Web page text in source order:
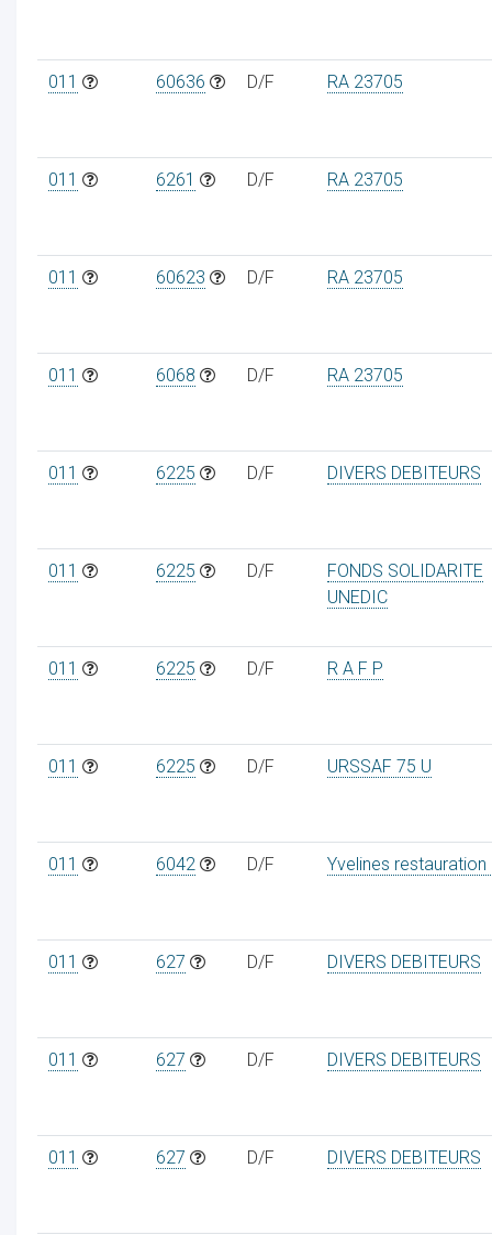
011 60636 D/F RA 23705
011 6261 D/F RA 23705
011 60623 D/F RA 23705
011 6068 D/F RA 23705
011 6225 D/F DIVERS DEBITEURS
011 6225 D/F
FONDS SOLIDARITE
UNEDIC
011 6225 D/F R A F P
011 6225 D/F URSSAF 75 U
011 6042 D/F Yvelines restauration
011 627 D/F DIVERS DEBITEURS
011 627 D/F DIVERS DEBITEURS
011 627 D/F DIVERS DEBITEURS